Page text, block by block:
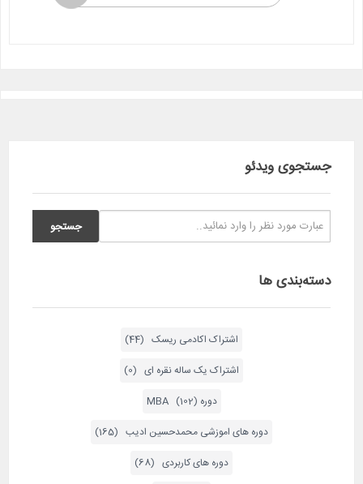
جستجوی ویدئو
دسته‌بندی ها
اشتراک اکادمی ریسک (44)
اشتراک یک ساله نقره ای (0)
دوره MBA (102)
دوره های اموزشی محمدحسین ادیب (165)
دوره های کاربردی (68)